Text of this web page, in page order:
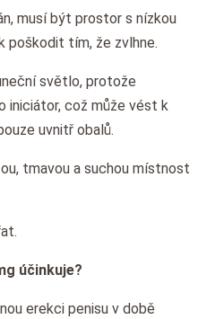
musí být prostor s nízkou
poškodit tím, že zvlhne.
světlo, protože
iniciátor, což může vést k
uvnitř obalů.
tmavou a suchou místnost
účinkuje?
erekci penisu v době